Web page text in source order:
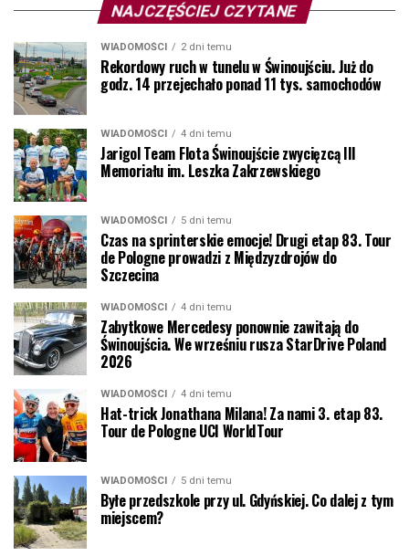
NAJCZĘŚCIEJ CZYTANE
WIADOMOŚCI 2 dni temu
Rekordowy ruch w tunelu w Świnoujściu. Już do
godz. 14 przejechało ponad 11 tys. samochodów
WIADOMOŚCI 4 dni temu
Jarigol Team Flota Świnoujście zwycięzcą III
Memoriału im. Leszka Zakrzewskiego
WIADOMOŚCI 5 dni temu
Czas na sprinterskie emocje! Drugi etap 83. Tour
de Pologne prowadzi z Międzyzdrojów do
Szczecina
WIADOMOŚCI 4 dni temu
Zabytkowe Mercedesy ponownie zawitają do
Świnoujścia. We wrześniu rusza StarDrive Poland
2026
WIADOMOŚCI 4 dni temu
Hat-trick Jonathana Milana! Za nami 3. etap 83.
Tour de Pologne UCI WorldTour
WIADOMOŚCI 5 dni temu
Byłe przedszkole przy ul. Gdyńskiej. Co dalej z tym
miejscem?